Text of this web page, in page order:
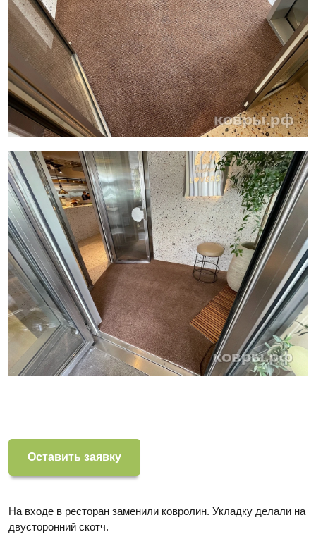
Оставить заявку
На входе в ресторан заменили ковролин. Укладку делали на
двусторонний скотч.